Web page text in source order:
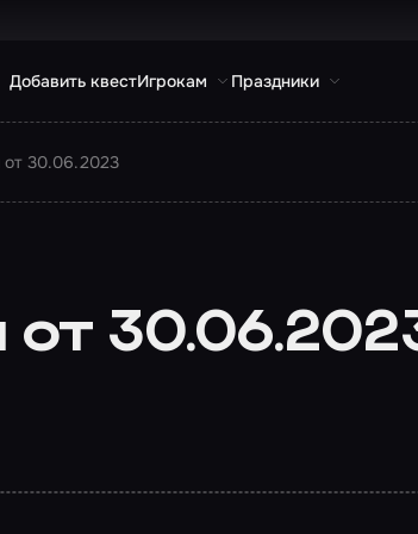
Добавить квестИгрокам Праздники
от 30.06.2023